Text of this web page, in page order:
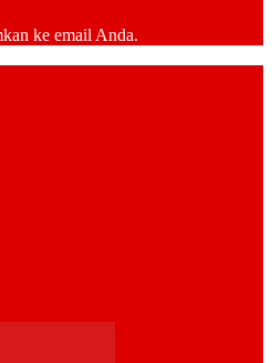
ke email Anda.